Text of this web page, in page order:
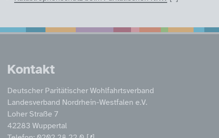
Service
Kontakt
Deutscher Paritätischer Wohlfahrtsverband
Landesverband Nordrhein-Westfalen e.V.
Loher Straße 7
42283 Wuppertal